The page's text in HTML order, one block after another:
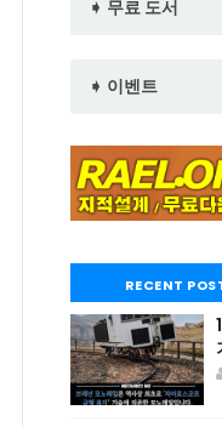
➧ 무료 도서
➧ 이벤트
RECENT